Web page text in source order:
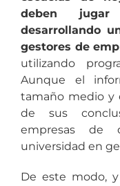
deben
desarrollando
gestores de
utilizando
Aunque el
tamaño medio y
de sus
empresas
universidad en
De este modo,